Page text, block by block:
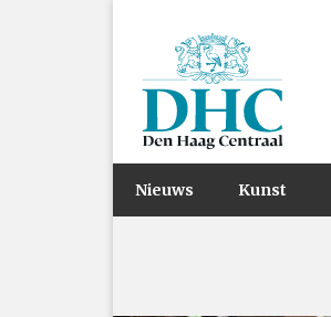
Nieuws Kunst